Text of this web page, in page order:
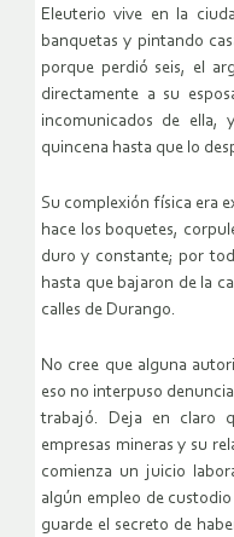
Eleuterio vive en la
banquetas y pintando
porque perdió seis, el
directamente a su
incomunicados de
quincena hasta que lo
Su complexión física era
hace los boquetes,
duro y constante; por
hasta que bajaron de la
calles de Durango.
No cree que alguna
eso no interpuso
trabajó. Deja en claro
empresas mineras y su
comienza un juicio
algún empleo de
guarde el secreto de